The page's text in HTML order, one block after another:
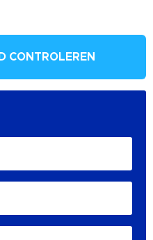
CONTROLEREN